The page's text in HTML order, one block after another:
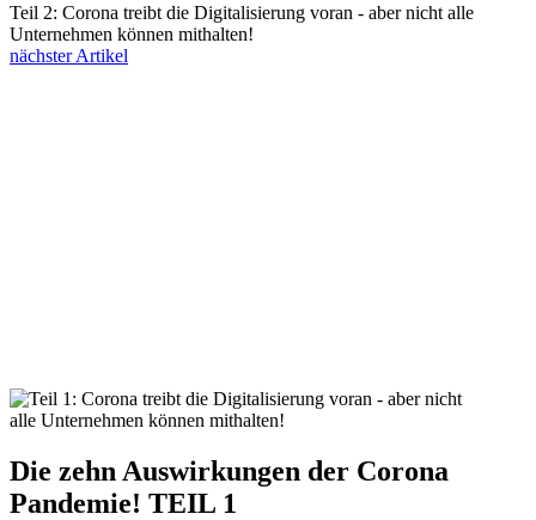
Teil 2: Corona treibt die Digitalisierung voran - aber nicht alle
Unternehmen können mithalten!
nächster Artikel
Die zehn Auswirkungen der Corona
Pandemie! TEIL 1